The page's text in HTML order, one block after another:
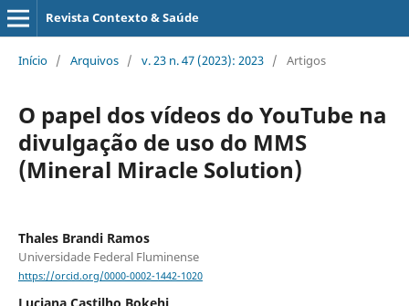
Revista Contexto & Saúde
Início / Arquivos / v. 23 n. 47 (2023): 2023 / Artigos
O papel dos vídeos do YouTube na
divulgação de uso do MMS
(Mineral Miracle Solution)
Thales Brandi Ramos
Universidade Federal Fluminense
https://orcid.org/0000-0002-1442-1020